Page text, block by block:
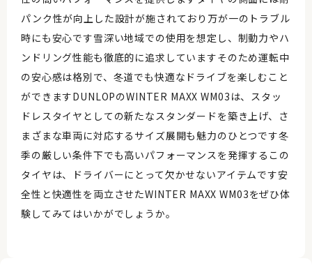
パンク性が向上した設計が施されており万が一のトラブル
時にも安心です雪深い地域での使用を想定し、制動力やハ
ンドリング性能も徹底的に追求していますそのため運転中
の安心感は格別で、冬道でも快適なドライブを楽しむこと
ができますDUNLOPのWINTER MAXX WM03は、スタッ
ドレスタイヤとしての新たなスタンダードを築き上げ、さ
まざまな車両に対応するサイズ展開も魅力のひとつです冬
季の厳しい条件下でも高いパフォーマンスを発揮するこの
タイヤは、ドライバーにとって欠かせないアイテムです安
全性と快適性を両立させたWINTER MAXX WM03をぜひ体
験してみてはいかがでしょうか。